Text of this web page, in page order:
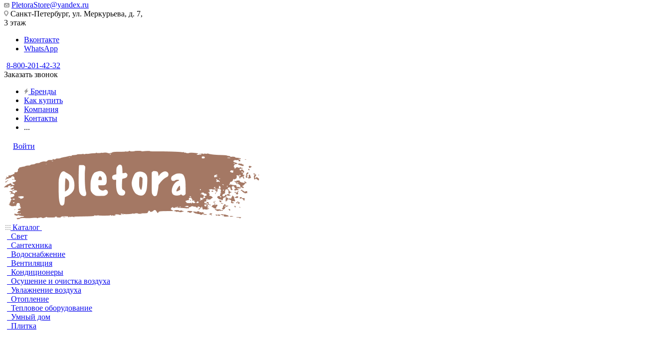
PletoraStore@yandex.ru
Санкт-Петербург, ул. Меркурьева, д. 7,
3 этаж
Вконтакте
WhatsApp
8-800-201-42-32
Заказать звонок
Бренды
Как купить
Компания
Контакты
...
Войти
Каталог
Свет
Сантехника
Водоснабжение
Вентиляция
Кондиционеры
Осушение и очистка воздуха
Увлажнение воздуха
Отопление
Тепловое оборудование
Умный дом
Плитка